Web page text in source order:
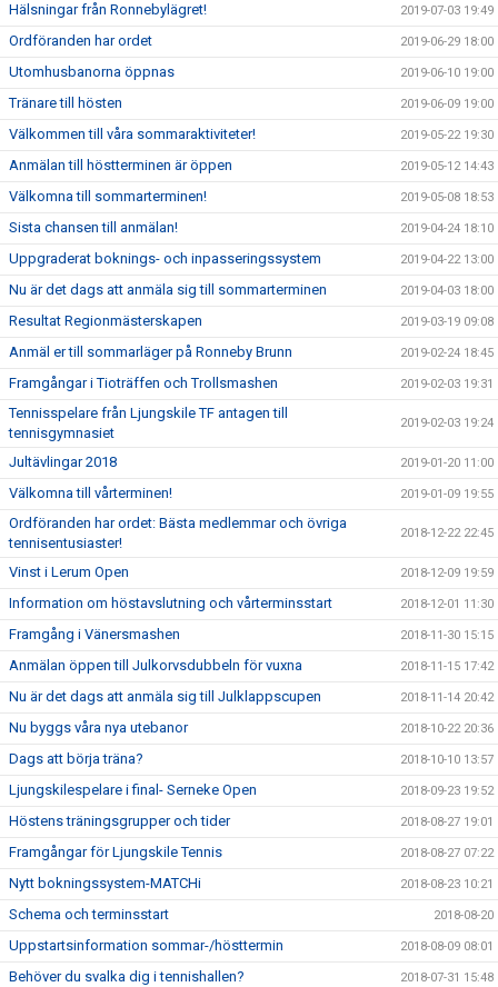
Hälsningar från Ronnebylägret! 2019-07-03 19:49
Ordföranden har ordet 2019-06-29 18:00
Utomhusbanorna öppnas 2019-06-10 19:00
Tränare till hösten 2019-06-09 19:00
Välkommen till våra sommaraktiviteter! 2019-05-22 19:30
Anmälan till höstterminen är öppen 2019-05-12 14:43
Välkomna till sommarterminen! 2019-05-08 18:53
Sista chansen till anmälan! 2019-04-24 18:10
Uppgraderat boknings- och inpasseringssystem 2019-04-22 13:00
Nu är det dags att anmäla sig till sommarterminen 2019-04-03 18:00
Resultat Regionmästerskapen 2019-03-19 09:08
Anmäl er till sommarläger på Ronneby Brunn 2019-02-24 18:45
Framgångar i Tioträffen och Trollsmashen 2019-02-03 19:31
Tennisspelare från Ljungskile TF antagen till
tennisgymnasiet
2019-02-03 19:24
Jultävlingar 2018 2019-01-20 11:00
Välkomna till vårterminen! 2019-01-09 19:55
Ordföranden har ordet: Bästa medlemmar och övriga
tennisentusiaster!
2018-12-22 22:45
Vinst i Lerum Open 2018-12-09 19:59
Information om höstavslutning och vårterminsstart 2018-12-01 11:30
Framgång i Vänersmashen 2018-11-30 15:15
Anmälan öppen till Julkorvsdubbeln för vuxna 2018-11-15 17:42
Nu är det dags att anmäla sig till Julklappscupen 2018-11-14 20:42
Nu byggs våra nya utebanor 2018-10-22 20:36
Dags att börja träna? 2018-10-10 13:57
Ljungskilespelare i final- Serneke Open 2018-09-23 19:52
Höstens träningsgrupper och tider 2018-08-27 19:01
Framgångar för Ljungskile Tennis 2018-08-27 07:22
Nytt bokningssystem-MATCHi 2018-08-23 10:21
Schema och terminsstart 2018-08-20
Uppstartsinformation sommar-/hösttermin 2018-08-09 08:01
Behöver du svalka dig i tennishallen? 2018-07-31 15:48